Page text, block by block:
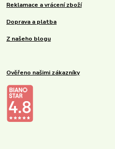
Reklamace a vrácení zboží
Doprava a platba
Z našeho blogu
Ověřeno našimi zákazníky